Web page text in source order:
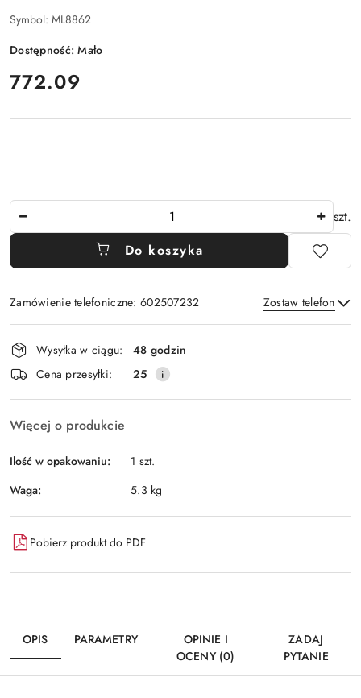
Symbol: ML8862
Dostępność:Mało
cena:
772.09
szt.
Do koszyka
Zamówienie telefoniczne: 602507232 Zostaw telefon
Wyślij
Dostępność
i
dostawa
Wysyłka w ciągu:
48 godzin
Cena przesyłki:
25
Więcej o produkcie
Ilość w opakowaniu:
1 szt.
Waga:
5.3 kg
Pobierz produkt do PDF
OPIS PARAMETRY
OPINIE I
OCENY (0)
ZADAJ
PYTANIE